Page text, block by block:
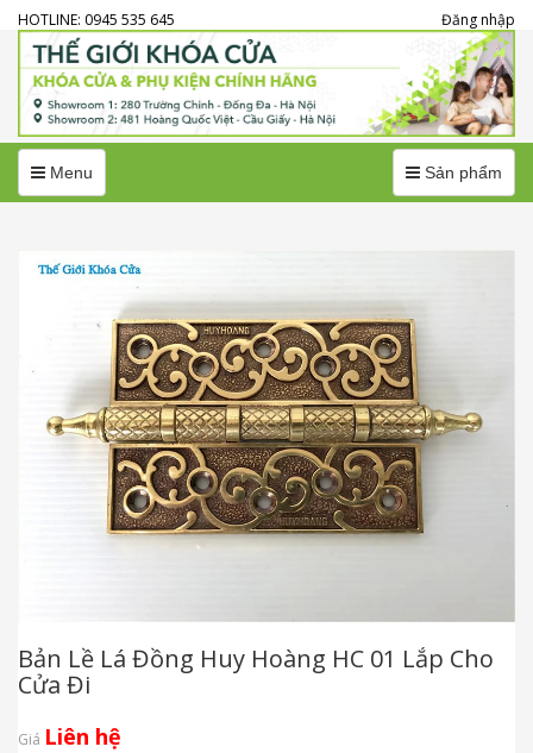
HOTLINE: 0945 535 645 Đăng nhập
MenuMenu MenuSản phẩm
Bản Lề Lá Đồng Huy Hoàng HC 01 Lắp Cho
Cửa Đi
Giá Liên hệ